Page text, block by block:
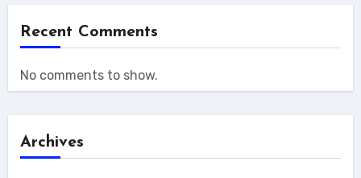
Recent Comments
No comments to show.
Archives